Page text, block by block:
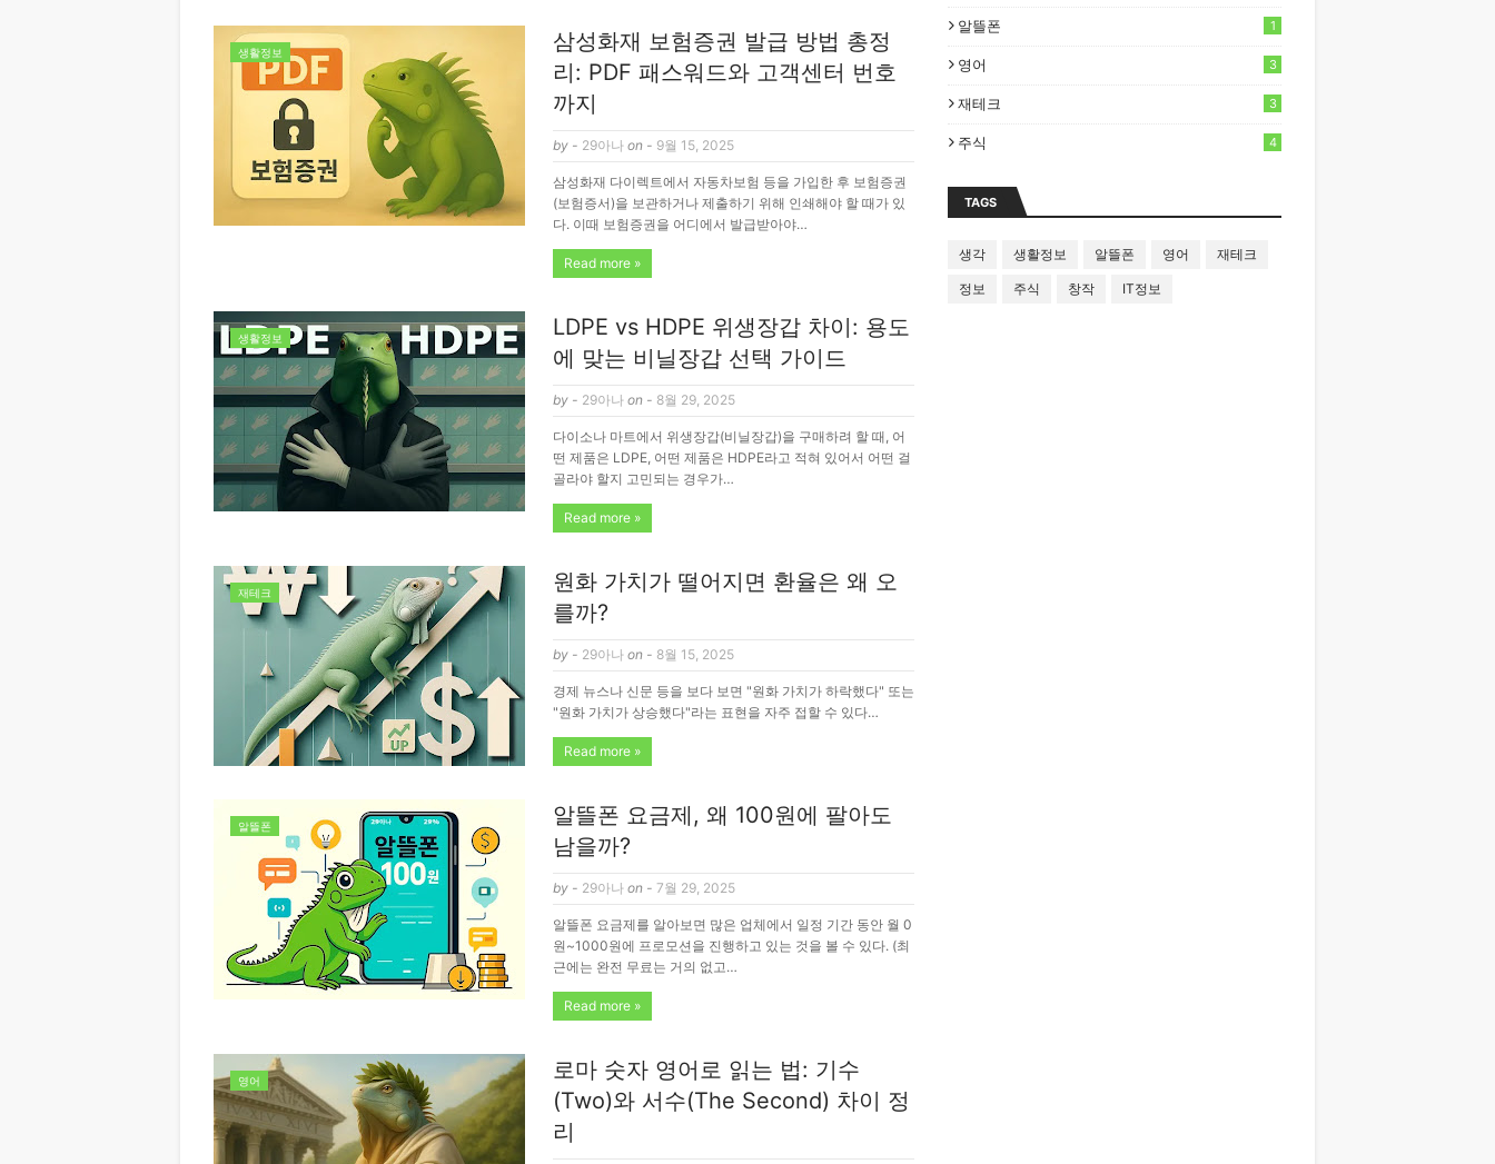
생활정보
삼성화재 보험증권 발급 방법 총정
리: PDF 패스워드와 고객센터 번호
까지
by - 29아나 on - 9월 15, 2025
삼성화재 다이렉트에서 자동차보험 등을 가입한 후 보험증권
(보험증서)을 보관하거나 제출하기 위해 인쇄해야 할 때가 있
다. 이때 보험증권을 어디에서 발급받아야…
Read more »
생활정보
LDPE vs HDPE 위생장갑 차이: 용도
에 맞는 비닐장갑 선택 가이드
by - 29아나 on - 8월 29, 2025
다이소나 마트에서 위생장갑(비닐장갑)을 구매하려 할 때, 어
떤 제품은 LDPE, 어떤 제품은 HDPE라고 적혀 있어서 어떤 걸
골라야 할지 고민되는 경우가…
Read more »
재테크
원화 가치가 떨어지면 환율은 왜 오
를까?
by - 29아나 on - 8월 15, 2025
경제 뉴스나 신문 등을 보다 보면 "원화 가치가 하락했다" 또는
"원화 가치가 상승했다"라는 표현을 자주 접할 수 있다…
Read more »
알뜰폰
알뜰폰 요금제, 왜 100원에 팔아도
남을까?
by - 29아나 on - 7월 29, 2025
알뜰폰 요금제를 알아보면 많은 업체에서 일정 기간 동안 월 0
원~1000원에 프로모션을 진행하고 있는 것을 볼 수 있다. (최
근에는 완전 무료는 거의 없고…
Read more »
영어
로마 숫자 영어로 읽는 법: 기수
(Two)와 서수(The Second) 차이 정
리
알뜰폰 1
영어 3
재테크 3
주식 4
TAGS
생각 생활정보 알뜰폰 영어 재테크
정보 주식 창작 IT정보